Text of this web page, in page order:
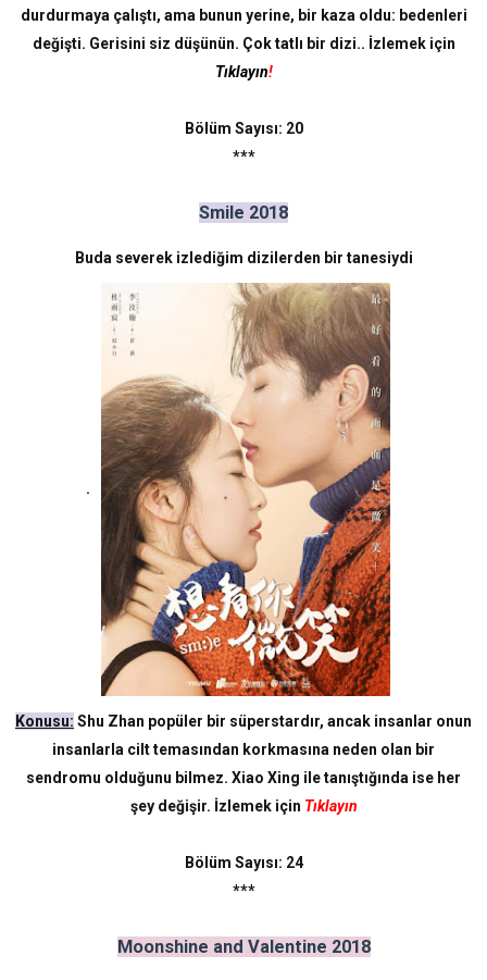
durdurmaya çalıştı, ama bunun yerine, bir kaza oldu: bedenleri
değişti. Gerisini siz düşünün. Çok tatlı bir dizi.. İzlemek için
Tıklayın!
Bölüm Sayısı: 20
***
Smile 2018
Buda severek izlediğim dizilerden bir tanesiydi
.
Konusu: Shu Zhan popüler bir süperstardır, ancak insanlar onun
insanlarla cilt temasından korkmasına neden olan bir
sendromu olduğunu bilmez. Xiao Xing ile tanıştığında ise her
şey değişir. İzlemek için Tıklayın
Bölüm Sayısı: 24
***
Moonshine and Valentine 2018